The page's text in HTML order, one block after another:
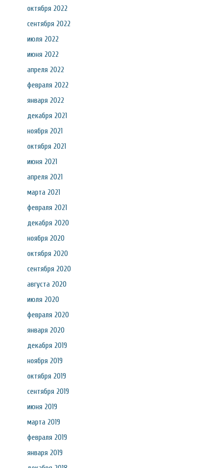
октября 2022
сентября 2022
июля 2022
июня 2022
апреля 2022
февраля 2022
января 2022
декабря 2021
ноября 2021
октября 2021
июня 2021
апреля 2021
марта 2021
февраля 2021
декабря 2020
ноября 2020
октября 2020
сентября 2020
августа 2020
июля 2020
февраля 2020
января 2020
декабря 2019
ноября 2019
октября 2019
сентября 2019
июня 2019
марта 2019
февраля 2019
января 2019